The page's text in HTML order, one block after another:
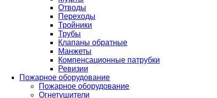
Отводы
Переходы
Тройники
Трубы
Клапаны обратные
Манжеты
Компенсационные патрубки
Ревизии
Пожарное оборудование
Пожарное оборудование
Огнетушители